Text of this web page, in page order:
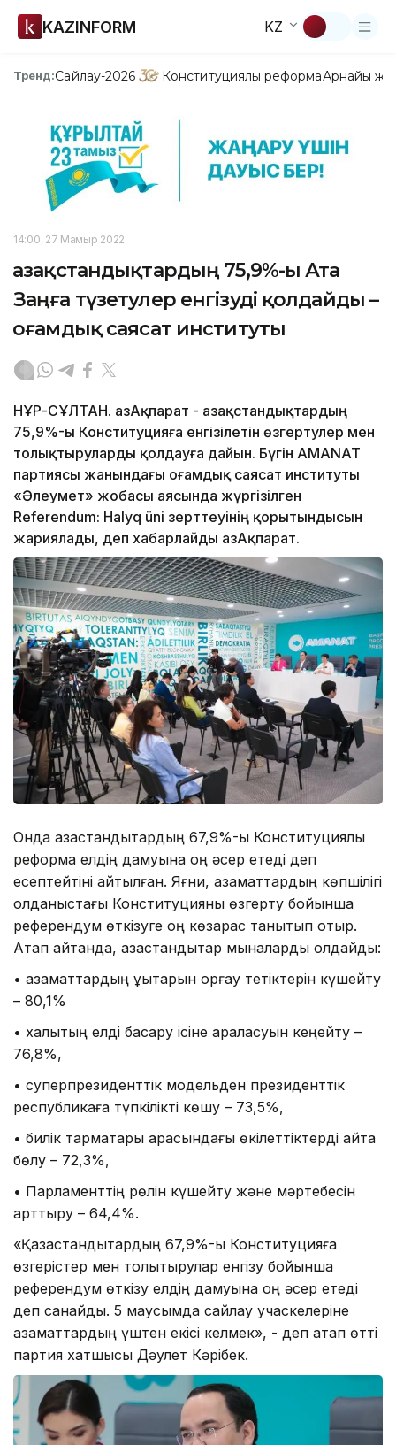
KAZINFORM KZ
Тренд:Сайлау-2026 Конституциялық реформаАрнайы
14:00, 27 Мамыр 2022
Қазақстандықтардың 75,9%-ы Ата
Заңға түзетулер енгізуді қолдайды –
Қоғамдық саясат институты
НҰР-СҰЛТАН. ҚазАқпарат - Қазақстандықтардың
75,9%-ы Конституцияға енгізілетін өзгертулер мен
толықтыруларды қолдауға дайын. Бүгін AMANAT
партиясы жанындағы Қоғамдық саясат институты
«Әлеумет» жобасы аясында жүргізілген
Referendum: Halyq üni зерттеуінің қорытындысын
жариялады, деп хабарлайды ҚазАқпарат.
Онда қазақстандықтардың 67,9%-ы Конституциялық
реформа елдің дамуына оң әсер етеді деп
есептейтіні айтылған. Яғни, азаматтардың көпшілігі
қолданыстағы Конституцияны өзгерту бойынша
референдум өткізуге оң көзқарас танытып отыр.
Атап айтқанда, қазақстандықтар мыналарды қолдайды:
• азаматтардың құқықтарын қорғау тетіктерін күшейту
– 80,1%
• халықтың елді басқару ісіне араласуын кеңейту –
76,8%,
• суперпрезиденттік модельден президенттік
республикаға түпкілікті көшу – 73,5%,
• билік тармақтары арасындағы өкілеттіктерді қайта
бөлу – 72,3%,
• Парламенттің рөлін күшейту және мәртебесін
арттыру – 64,4%.
«Қазақстандықтардың 67,9%-ы Конституцияға
өзгерістер мен толықтырулар енгізу бойынша
референдум өткізу елдің дамуына оң әсер етеді
деп санайды. 5 маусымда сайлау учаскелеріне
азаматтардың үштен екісі келмек», - деп атап өтті
партия хатшысы Дәулет Кәрібек.